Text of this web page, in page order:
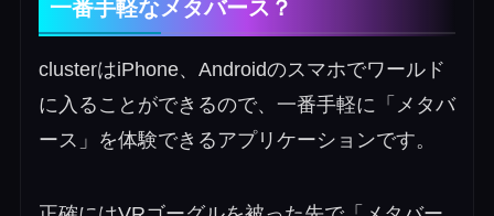
一番手軽なメタバース？
clusterはiPhone、Androidのスマホでワールド
に入ることができるので、一番手軽に「メタバ
ース」を体験できるアプリケーションです。